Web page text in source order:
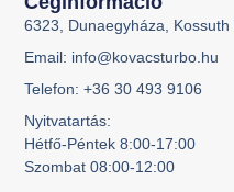
6323, Dunaegyháza,
Email: info@kovacsturbo.hu
Telefon: +36 30 493 9106
Nyitvatartás:
Hétfő-Péntek 8:00-17:00
Szombat 08:00-12:00